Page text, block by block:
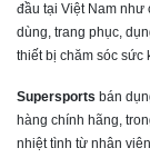
đầu tại Việt Nam như
dùng, trang phục,
thiết bị chăm sóc sức
Supersports bán
hàng chính hãng,
nhiệt tình từ nhân